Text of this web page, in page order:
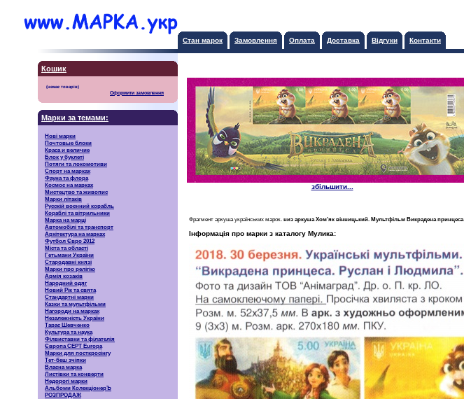
Стан марок Замовлення Оплата Доставка Відгуки Контакти
Кошик
Оформити замовлення
Марки за темами:
Нові марки
Почтовые блоки
Краса и величие
Блок у буклеті
Потяги та локомотиви
Спорт на марках
Фауна та флора
Космос на марках
Мистецтво та живопис
Марки літаків
Русскiй воєнний корабль
Кораблі та вітрильники
Марка на марці
Автомобілі та транспорт
Архітектура на марках
Футбол Євро 2012
Міста та області
Гетьмани України
Стародавні князі
Марки про релігію
Армія козаків
Народний одяг
Новий Рік та свята
Стандартні марки
Казки та мультфільми
Нагороди на марках
Незалежність України
Тарас Шевченко
Культура та наука
Філвиставки та філателія
Європа CEPT Europa
Марки для посткросінгу
Тет-беш зчіпки
Власна марка
Листівки та конверти
Недорогі марки
Альбоми КолекціонерЪ
РОЗПРОДАЖ
збільшити...
Фрагмент аркуша українських марок. низ аркуша Хом'як вінницький. Мультфільм Викрадена принцеса
Інформація про марки з каталогу Мулика: